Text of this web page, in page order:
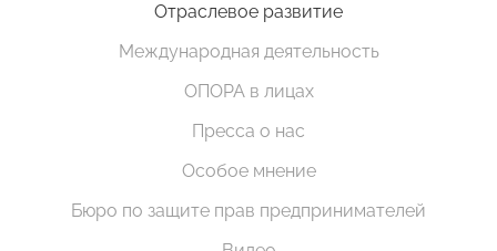
Отраслевое развитие
Международная деятельность
ОПОРА в лицах
Пресса о нас
Особое мнение
Бюро по защите прав предпринимателей